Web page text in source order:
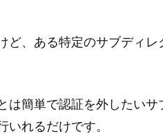
ど、ある特定のサブディ
は簡単で認証を外したい
いれるだけです。